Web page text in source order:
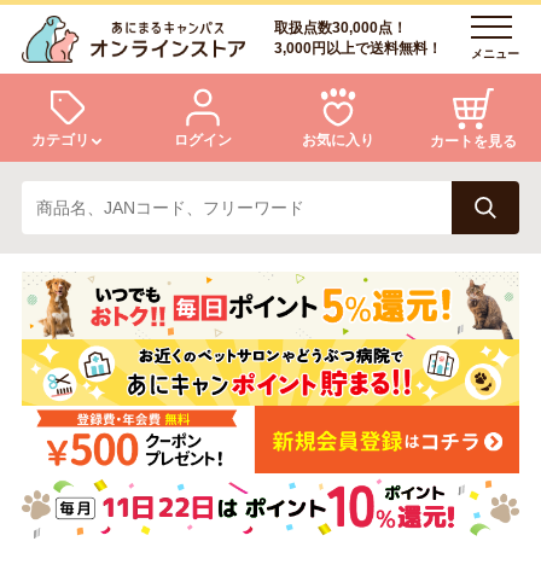
取扱点数30,000点！
3,000円以上で送料無料！
メニュー
カテゴリ
犬 猫
小動物・鳥 アクア・爬虫類・昆虫
ドッグフード キャットフード
美容・ケア用品 服・おさんぽ用品
ログイン お気に入り カートを見る
ログイン
会員登録
あにまるキャンパスについて
アフターサービス
商品リクエスト